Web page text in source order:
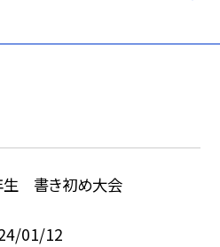
生 書き初め大会
01/12